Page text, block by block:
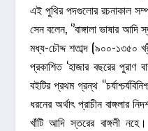
এই পুথির পদগুলোর রচনাকাল
সেন বলেন, ‘’বাঙ্গালা ভাষার
মধ্য-চৌদ্দ শতাব্দ (৯০০-১৩৫০
প্রকাশিত ‘হাজার বছরের পুরাণ
বইটির প্রথম গ্রন্থ
ধরনের অর্থাৎ প্রাচীন বাঙ্গলার
খাঁটি আদি স্তরের বাঙ্গলী